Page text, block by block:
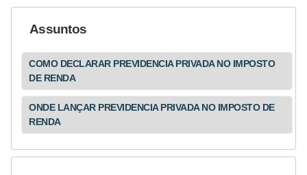
Assuntos
COMO DECLARAR PREVIDENCIA PRIVADA NO IMPOSTO
DE RENDA
ONDE LANÇAR PREVIDENCIA PRIVADA NO IMPOSTO DE
RENDA